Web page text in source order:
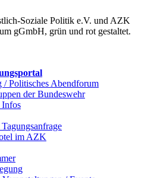
Politisches Abendforum
der Bundeswehr
Infos
im AZK